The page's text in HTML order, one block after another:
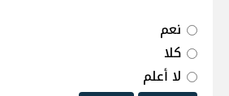
نعم
كلا
لا أعلم